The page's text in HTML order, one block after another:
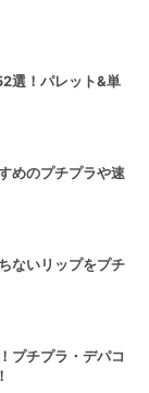
選！パレット&単
めのプチプラや速
ないリップをプチ
プチプラ・デパコ